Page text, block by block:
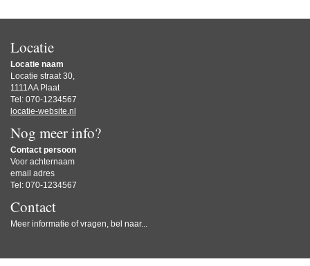
Locatie
Locatie naam
Locatie straat 30,
1111AA Plaat
Tel: 070-1234567
locatie-website.nl
Nog meer info?
Contact persoon
Voor achternaam
email adres
Tel: 070-1234567
Contact
Meer informatie of vragen, bel naar...